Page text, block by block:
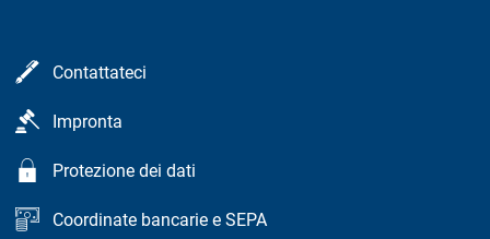
Contattateci
Impronta
Protezione dei dati
Coordinate bancarie e SEPA